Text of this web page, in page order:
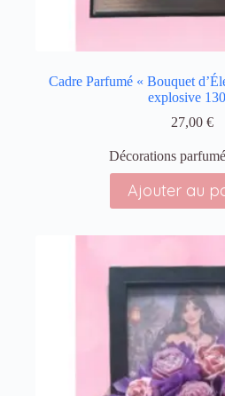
Cadre Parfumé « Bouquet
explosive
27,00€
Décorations
Ajouter au